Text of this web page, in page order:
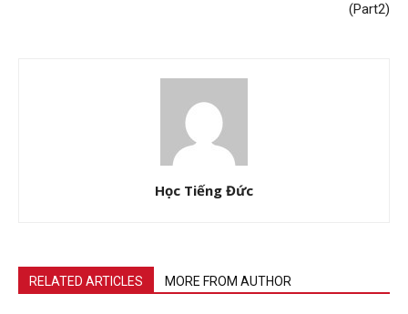
(Part2)
Học Tiếng Đức
RELATED ARTICLES MORE FROM AUTHOR